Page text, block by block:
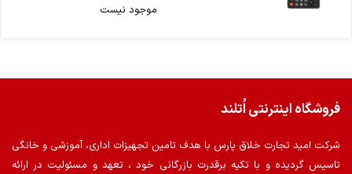
موجود نیست
فروشگاه اینترنتی اُتلند
شرکت امید تجارت خلاق پارس با هدف تامین تجهیزات اداری، آموزشی و خانگی
تاسیس گردیده و با تکیه برقدرت بازرگانی خود ، تعهد و مسئولیت در ارائه